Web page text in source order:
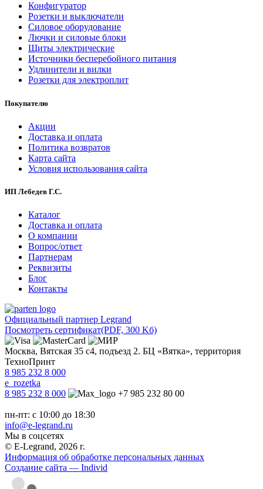
Конфигуратор
Розетки и выключатели
Силовое оборудование
Лючки и силовые блоки
Щиты электрические
Источники бесперебойного питания
Удлинители и вилки
Розетки для электроплит
Покупателю
Акции
Доставка и оплата
Политика возвратов
Карта сайта
Условия использования сайта
ИП Лебедев Г.С.
Каталог
Доставка и оплата
О компании
Вопрос/ответ
Партнерам
Реквизиты
Блог
Контакты
Официальный партнер Legrand
Посмотреть сертификат(PDF, 300 Kб)
Москва, Вятская 35 с4, подъезд 2. БЦ «Вятка», территория
ТехноПринт
8 985 232 8 000
e_rozetka
8 985 232 8 000
+7 985 232 80 00
пн-пт: с 10:00 до 18:30
info@e-legrand.ru
Мы в соцсетях
© E-Legrand, 2026 г.
Информация об обработке персональных данных
Создание сайта — Individ